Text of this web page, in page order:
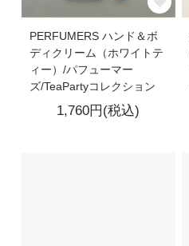
PERFUMERS ハンド＆ボ
ディクリーム（ホワイトテ
ィー）/パフューマー
ズ/TeaPartyコレクション
1,760円(税込)